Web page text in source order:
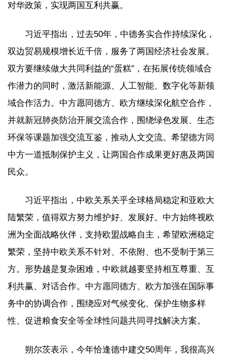
对华政策，实现两国互利共赢。
习近平指出，过去50年，中德务实合作持续深化，
双边贸易规模增长近千倍，服务了两国经济社会发展。
双方要继续做大共同利益的“蛋糕”，在拓展传统领域合
作潜力的同时，激活新能源、人工智能、数字化等新领
域合作活力。中方愿同德方、欧方继续深化航空合作，
并就新冠肺炎防治开展交流合作，围绕绿色发展、生态
环保等课题加强交流互鉴，推动人文交流。希望德方同
中方一道抵制保护主义，让两国合作成果更好惠及两国
民众。
习近平指出，中欧关系关乎全球格局稳定和亚欧大
陆繁荣，值得双方努力维护好、发展好。中方始终视欧
洲为全面战略伙伴，支持欧盟战略自主，希望欧洲稳定
繁荣，坚持中欧关系不针对、不依附、也不受制于第三
方。形势越是复杂困难，中欧就越要坚持相互尊重、互
利共赢、对话合作。中方愿同德方、欧方加强在国际事
务中的协调合作，围绕应对气候变化、保护生物多样
性、促进粮食安全等全球性问题共同寻找解决方案。
朔尔茨表示，今年恰逢德中建交50周年，我很高兴